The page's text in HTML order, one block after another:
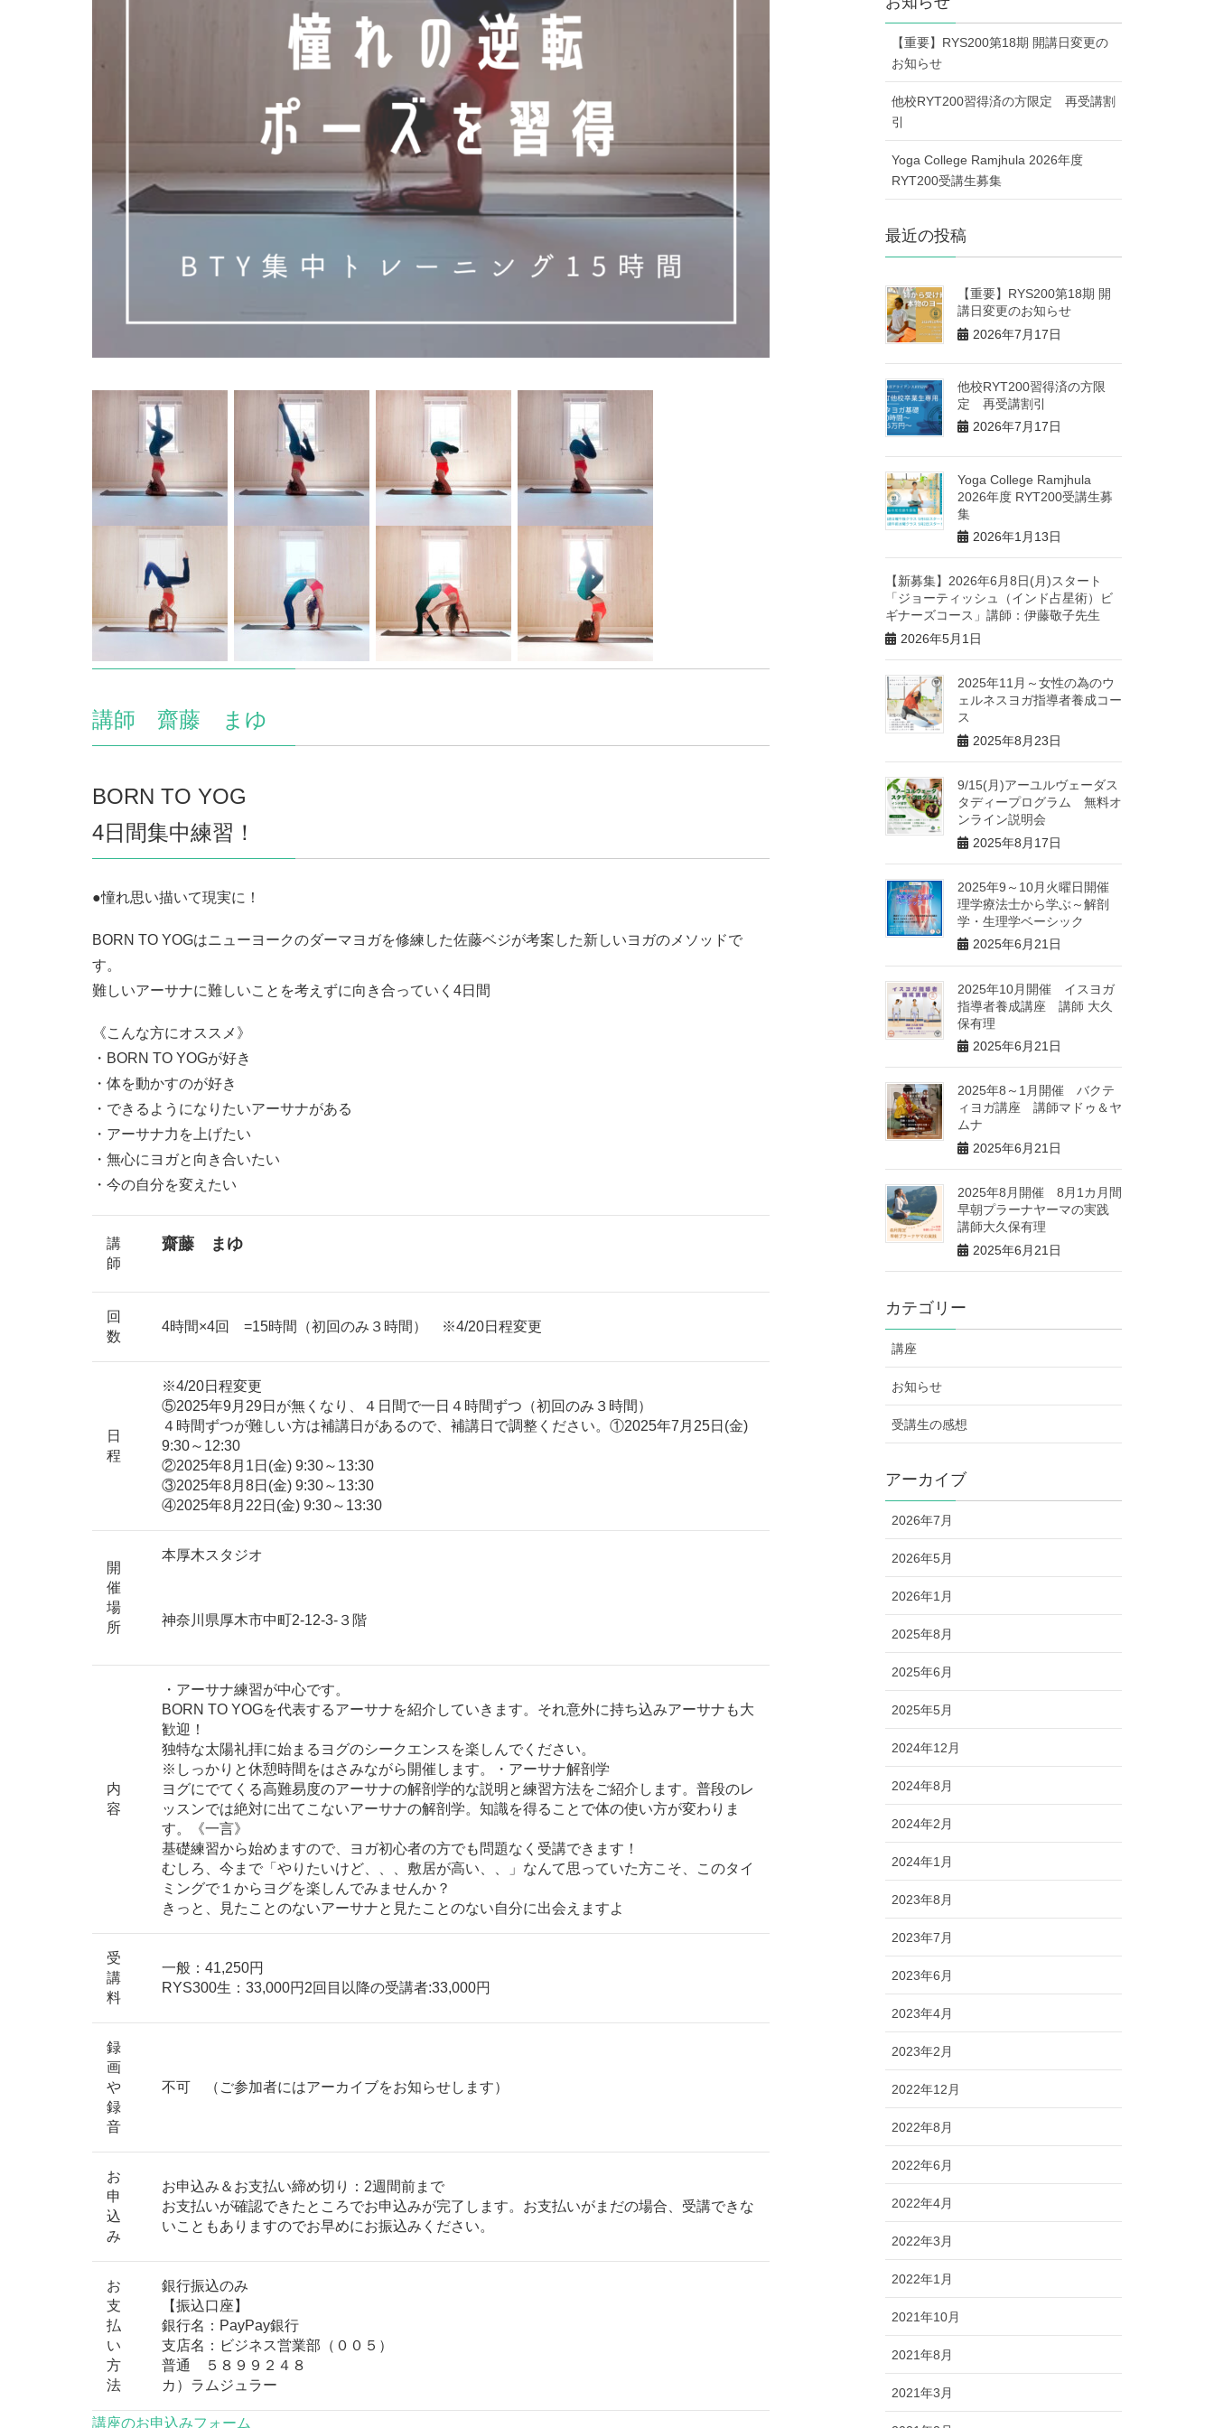
講師 齋藤 まゆ
BORN TO YOG
4日間集中練習！
●憧れ思い描いて現実に！
BORN TO YOGはニューヨークのダーマヨガを修練した佐藤ベジが考案した新しいヨガのメソッドで
す。
難しいアーサナに難しいことを考えずに向き合っていく4日間
《こんな方にオススメ》
・BORN TO YOGが好き
・体を動かすのが好き
・できるようになりたいアーサナがある
・アーサナ力を上げたい
・無心にヨガと向き合いたい
・今の自分を変えたい
講
師
齋藤 まゆ
回
数
4時間×4回 =15時間（初回のみ３時間） ※4/20日程変更
日
程
※4/20日程変更
⑤2025年9月29日が無くなり、４日間で一日４時間ずつ（初回のみ３時間）
４時間ずつが難しい方は補講日があるので、補講日で調整ください。①2025年7月25日(金)
9:30～12:30
②2025年8月1日(金) 9:30～13:30
③2025年8月8日(金) 9:30～13:30
④2025年8月22日(金) 9:30～13:30
開
催
場
所
本厚木スタジオ
神奈川県厚木市中町2-12-3-３階
内
容
・アーサナ練習が中心です。
BORN TO YOGを代表するアーサナを紹介していきます。それ意外に持ち込みアーサナも大
歓迎！
独特な太陽礼拝に始まるヨグのシークエンスを楽しんでください。
※しっかりと休憩時間をはさみながら開催します。・アーサナ解剖学
ヨグにでてくる高難易度のアーサナの解剖学的な説明と練習方法をご紹介します。普段のレ
ッスンでは絶対に出てこないアーサナの解剖学。知識を得ることで体の使い方が変わりま
す。《一言》
基礎練習から始めますので、ヨガ初心者の方でも問題なく受講できます！
むしろ、今まで「やりたいけど、、、敷居が高い、、」なんて思っていた方こそ、このタイ
ミングで１からヨグを楽しんでみませんか？
きっと、見たことのないアーサナと見たことのない自分に出会えますよ
受
講
料
一般：41,250円
RYS300生：33,000円2回目以降の受講者:33,000円
録
画
や
録
音
不可 （ご参加者にはアーカイブをお知らせします）
お
申
込
み
お申込み＆お支払い締め切り：2週間前まで
お支払いが確認できたところでお申込みが完了します。お支払いがまだの場合、受講できな
いこともありますのでお早めにお振込みください。
お
支
払
い
方
法
銀行振込のみ
【振込口座】
銀行名：PayPay銀行
支店名：ビジネス営業部（００５）
普通 ５８９９２４８
カ）ラムジュラー
講座のお申込みフォーム
【重要】RYS200第18期 開講日変更の
お知らせ
他校RYT200習得済の方限定 再受講割
引
Yoga College Ramjhula 2026年度
RYT200受講生募集
最近の投稿
【重要】RYS200第18期 開
講日変更のお知らせ
2026年7月17日
他校RYT200習得済の方限
定 再受講割引
2026年7月17日
Yoga College Ramjhula
2026年度 RYT200受講生募
集
2026年1月13日
【新募集】2026年6月8日(月)スタート
「ジョーティッシュ（インド占星術）ビ
ギナーズコース」講師：伊藤敬子先生
2026年5月1日
2025年11月～女性の為のウ
ェルネスヨガ指導者養成コー
ス
2025年8月23日
9/15(月)アーユルヴェーダス
タディープログラム 無料オ
ンライン説明会
2025年8月17日
2025年9～10月火曜日開催
理学療法士から学ぶ～解剖
学・生理学ベーシック
2025年6月21日
2025年10月開催 イスヨガ
指導者養成講座 講師 大久
保有理
2025年6月21日
2025年8～1月開催 バクテ
ィヨガ講座 講師マドゥ＆ヤ
ムナ
2025年6月21日
2025年8月開催 8月1カ月間
早朝プラーナヤーマの実践
講師大久保有理
2025年6月21日
カテゴリー
講座
お知らせ
受講生の感想
アーカイブ
2026年7月
2026年5月
2026年1月
2025年8月
2025年6月
2025年5月
2024年12月
2024年8月
2024年2月
2024年1月
2023年8月
2023年7月
2023年6月
2023年4月
2023年2月
2022年12月
2022年8月
2022年6月
2022年4月
2022年3月
2022年1月
2021年10月
2021年8月
2021年3月